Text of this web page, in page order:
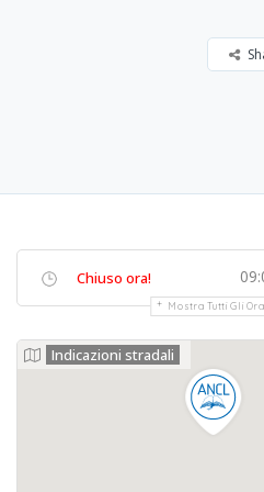
Chiuso ora!
Mostra Tutti Gli
Indicazioni stradali